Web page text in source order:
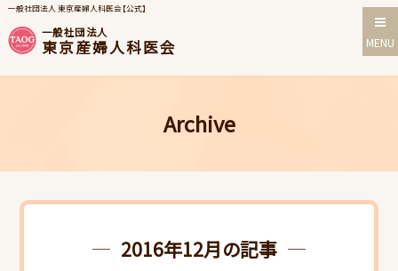
一般社団法人 東京産婦人科医会【公式】
一般社団法人
東京産婦人科医会 MENU
Archive
2016年12月の記事